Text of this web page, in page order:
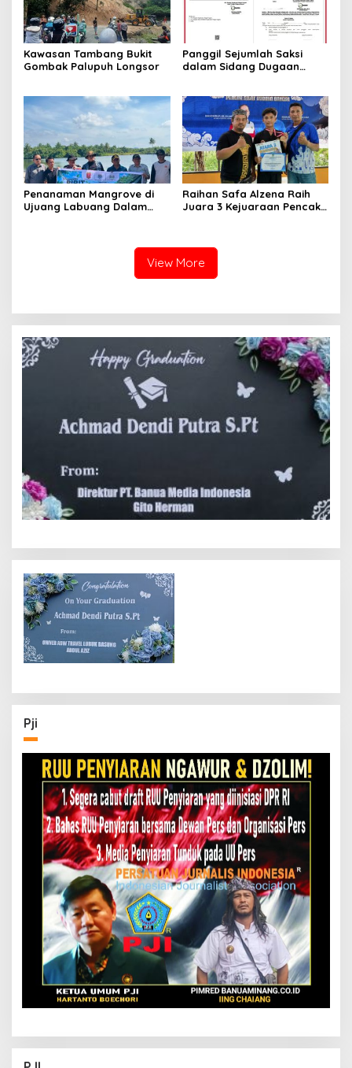
Kawasan Tambang Bukit
Gombak Palupuh Longsor
Panggil Sejumlah Saksi
dalam Sidang Dugaan
Penanaman Mangrove di
Ujuang Labuang Dalam
Raihan Safa Alzena Raih
Juara 3 Kejuaraan Pencak
View More
Pji